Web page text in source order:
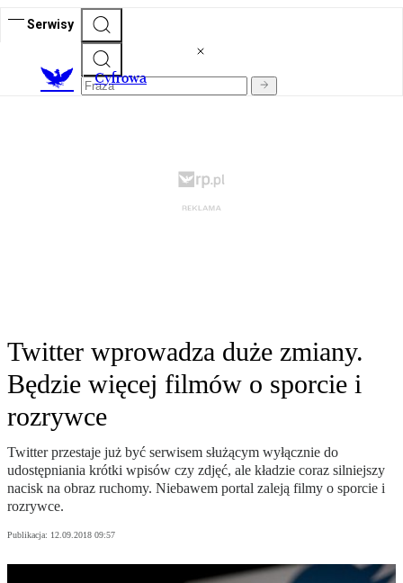
Serwisy
Cyfrowa
Twitter wprowadza duże zmiany.
Będzie więcej filmów o sporcie i
rozrywce
Twitter przestaje już być serwisem służącym wyłącznie do
udostępniania krótki wpisów czy zdjęć, ale kładzie coraz silniejszy
nacisk na obraz ruchomy. Niebawem portal zaleją filmy o sporcie i
rozrywce.
Publikacja: 12.09.2018 09:57